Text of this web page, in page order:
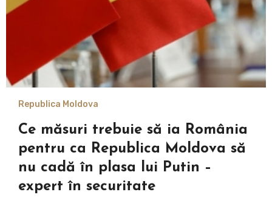
Republica Moldova
Ce măsuri trebuie să ia România
pentru ca Republica Moldova să
nu cadă în plasa lui Putin –
expert în securitate